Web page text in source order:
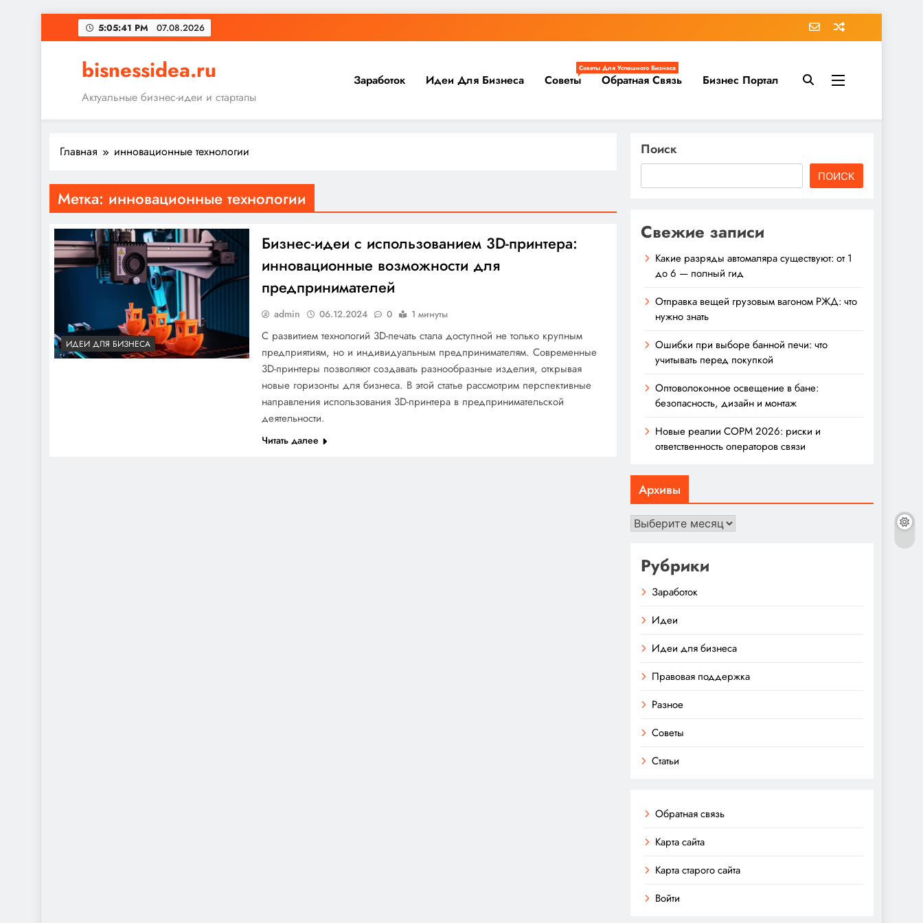
Перейти
к
5:05:41 PM 07.08.2026
bisnessidea.ru
Актуальные бизнес-идеи и стартапы
Заработок Идеи Для Бизнеса Советы
Советы Для Успешного Бизнеса
Обратная Связь Бизнес Портал
Главная инновационные технологии
Метка: инновационные технологии
ИДЕИ ДЛЯ БИЗНЕСА
Бизнес-идеи с использованием 3D-принтера:
инновационные возможности для
предпринимателей
admin 06.12.2024 0 1 минуты
С развитием технологий 3D-печать стала доступной не только крупным
предприятиям, но и индивидуальным предпринимателям. Современные
3D-принтеры позволяют создавать разнообразные изделия, открывая
новые горизонты для бизнеса. В этой статье рассмотрим перспективные
направления использования 3D-принтера в предпринимательской
деятельности.
Читать далее
Поиск
ПОИСК
Свежие записи
Какие разряды автомаляра существуют: от 1
до 6 — полный гид
Отправка вещей грузовым вагоном РЖД: что
нужно знать
Ошибки при выборе банной печи: что
учитывать перед покупкой
Оптоволоконное освещение в бане:
безопасность, дизайн и монтаж
Новые реалии СОРМ 2026: риски и
ответственность операторов связи
Архивы
Архивы
Рубрики
Заработок
Идеи
Идеи для бизнеса
Правовая поддержка
Разное
Советы
Статьи
Обратная связь
Карта сайта
Карта старого сайта
Войти